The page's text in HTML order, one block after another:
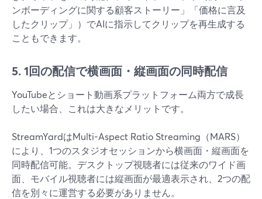
ンボーディングに関する顧客ストーリー」「価格に言及
したクリップ」）でAIに指示してクリップを再生成する
こともできます。
5. 1回の配信で横画面・縦画面の同時配信
YouTubeとショート動画系プラットフォーム両方で成長
したい場合、これは大きなメリットです。
StreamYardはMulti-Aspect Ratio Streaming（MARS）
により、1つのスタジオセッションから横画面・縦画面を
同時配信可能。デスクトップ視聴者には従来のワイド画
面、モバイル視聴者には縦画面が最適表示され、2つの配
信を別々に運営する必要がありません。